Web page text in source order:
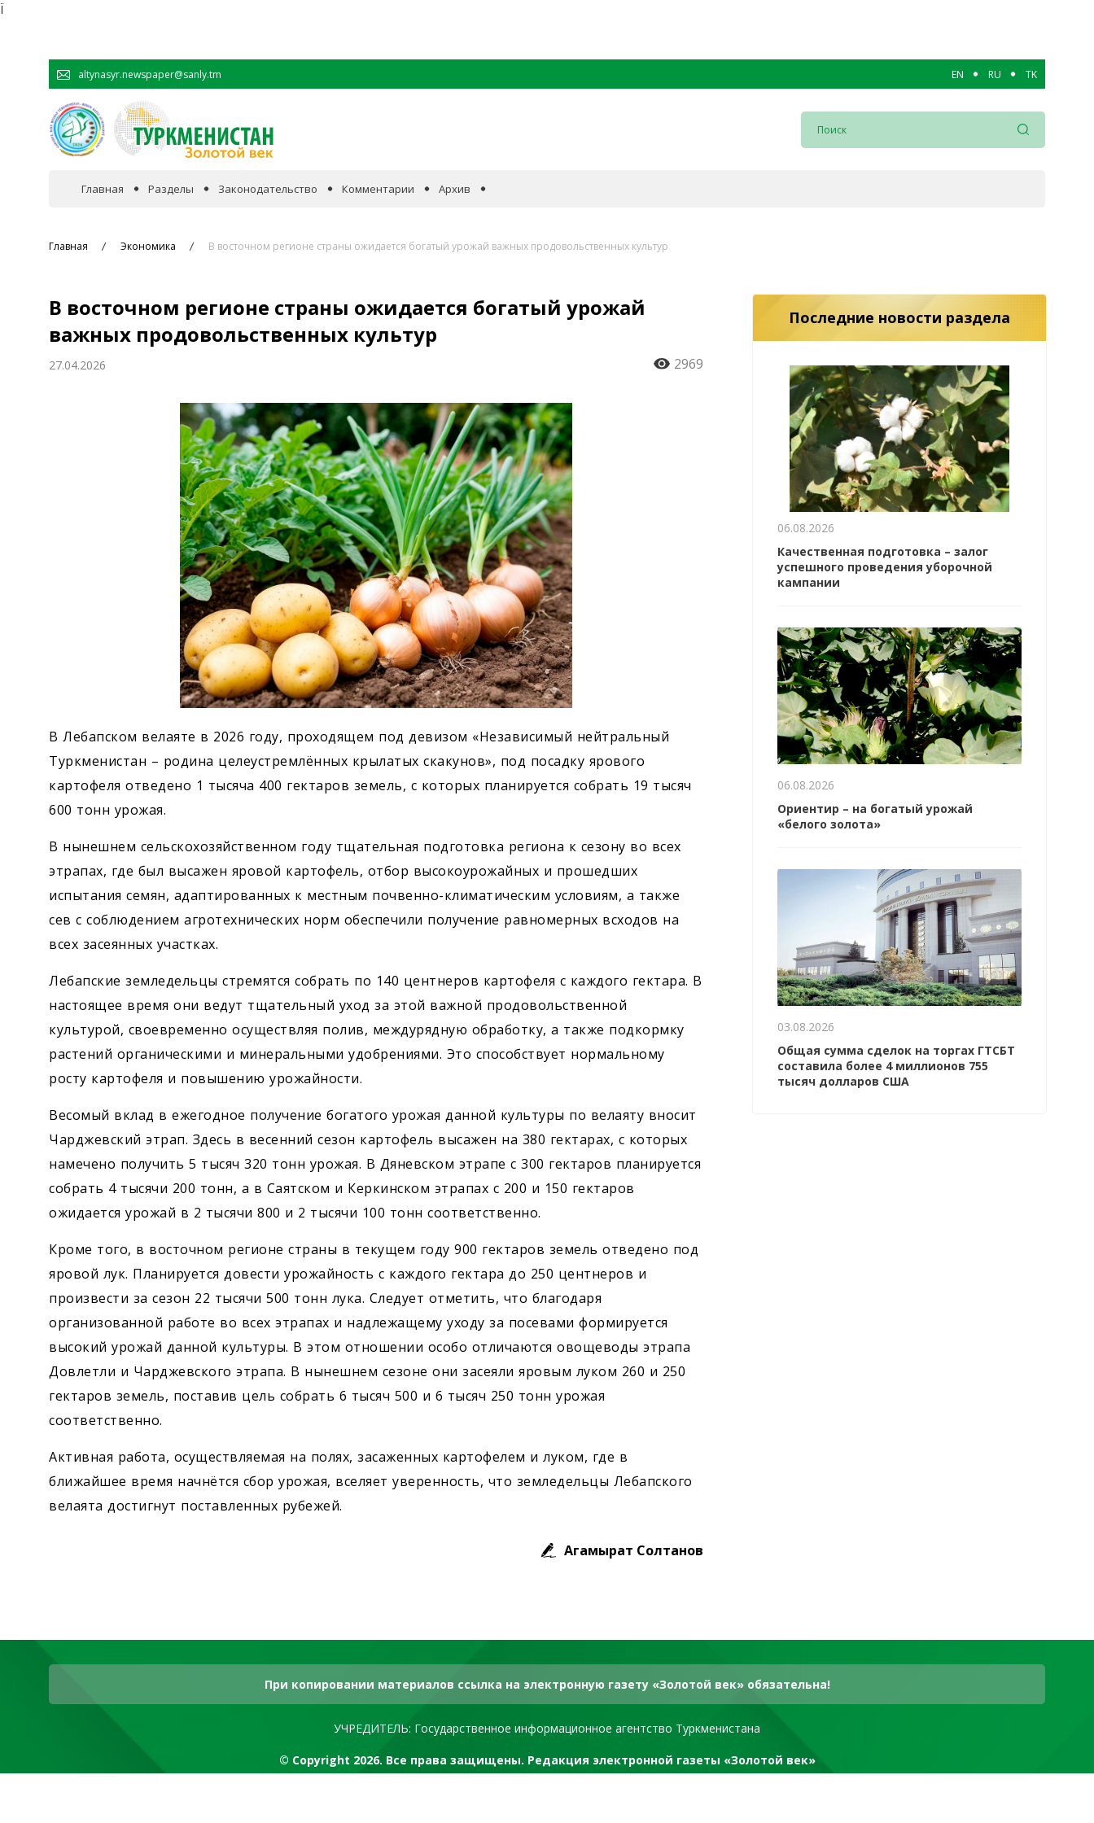
Ï
altynasyr.newspaper@sanly.tm EN RU TK
Главная Разделы
Сотрудничество
Общество
Культура
Наука
Спорт
Законодательство Комментарии Архив
Главная Экономика В восточном регионе страны ожидается богатый урожай важных продовольственных культур
В восточном регионе страны ожидается богатый урожай
важных продовольственных культур
27.04.2026 2969
В Лебапском велаяте в 2026 году, проходящем под девизом «Независимый нейтральный
Туркменистан – родина целеустремлённых крылатых скакунов», под посадку ярового
картофеля отведено 1 тысяча 400 гектаров земель, с которых планируется собрать 19 тысяч
600 тонн урожая.
В нынешнем сельскохозяйственном году тщательная подготовка региона к сезону во всех
этрапах, где был высажен яровой картофель, отбор высокоурожайных и прошедших
испытания семян, адаптированных к местным почвенно-климатическим условиям, а также
сев с соблюдением агротехнических норм обеспечили получение равномерных всходов на
всех засеянных участках.
Лебапские земледельцы стремятся собрать по 140 центнеров картофеля с каждого гектара. В
настоящее время они ведут тщательный уход за этой важной продовольственной
культурой, своевременно осуществляя полив, междурядную обработку, а также подкормку
растений органическими и минеральными удобрениями. Это способствует нормальному
росту картофеля и повышению урожайности.
Весомый вклад в ежегодное получение богатого урожая данной культуры по велаяту вносит
Чарджевский этрап. Здесь в весенний сезон картофель высажен на 380 гектарах, с которых
намечено получить 5 тысяч 320 тонн урожая. В Дяневском этрапе с 300 гектаров планируется
собрать 4 тысячи 200 тонн, а в Саятском и Керкинском этрапах с 200 и 150 гектаров
ожидается урожай в 2 тысячи 800 и 2 тысячи 100 тонн соответственно.
Кроме того, в восточном регионе страны в текущем году 900 гектаров земель отведено под
яровой лук. Планируется довести урожайность с каждого гектара до 250 центнеров и
произвести за сезон 22 тысячи 500 тонн лука. Следует отметить, что благодаря
организованной работе во всех этрапах и надлежащему уходу за посевами формируется
высокий урожай данной культуры. В этом отношении особо отличаются овощеводы этрапа
Довлетли и Чарджевского этрапа. В нынешнем сезоне они засеяли яровым луком 260 и 250
гектаров земель, поставив цель собрать 6 тысяч 500 и 6 тысяч 250 тонн урожая
соответственно.
Активная работа, осуществляемая на полях, засаженных картофелем и луком, где в
ближайшее время начнётся сбор урожая, вселяет уверенность, что земледельцы Лебапского
велаята достигнут поставленных рубежей.
Агамырат Солтанов
Последние новости раздела
06.08.2026
Качественная подготовка – залог
успешного проведения уборочной
кампании
06.08.2026
Ориентир – на богатый урожай
«белого золота»
03.08.2026
Общая сумма сделок на торгах ГТСБТ
составила более 4 миллионов 755
тысяч долларов США
При копировании материалов ссылка на электронную газету «Золотой век» обязательна!
УЧРЕДИТЕЛЬ: Государственное информационное агентство Туркменистана
© Copyright 2026. Все права защищены. Редакция электронной газеты «Золотой век»